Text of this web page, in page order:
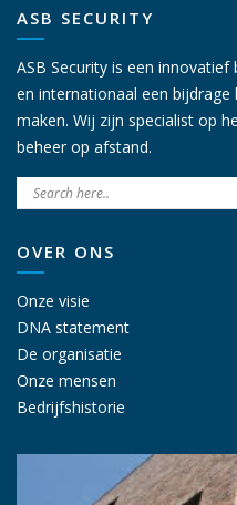
ASB SECURITY
ASB Security is een
en internationaal een
maken. Wij zijn specialist op
beheer op afstand.
OVER ONS
Onze visie
DNA statement
De organisatie
Onze mensen
Bedrijfshistorie